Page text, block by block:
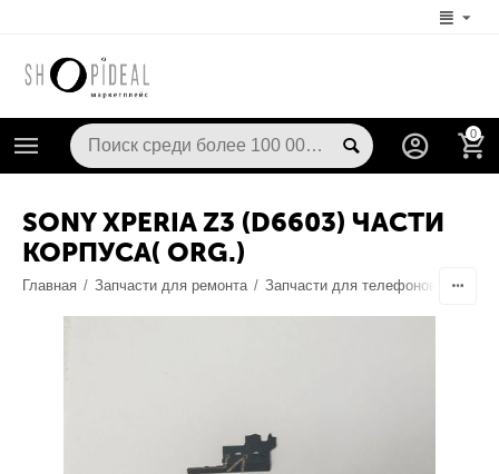
0
SONY XPERIA Z3 (D6603) ЧАСТИ
КОРПУСА( ORG.)
Главная / Запчасти для ремонта / Запчасти для телефонов